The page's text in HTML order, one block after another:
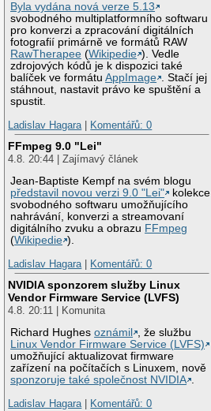
Byla vydána nová verze 5.13
svobodného multiplatformního softwaru
pro konverzi a zpracování digitálních
fotografií primárně ve formátů RAW
RawTherapee (Wikipedie ). Vedle
zdrojových kódů je k dispozici také
balíček ve formátuAppImage . Stačí jej
stáhnout, nastavit právo ke spuštění a
spustit.
Ladislav Hagara| Komentářů: 0
FFmpeg 9.0 "Lei"
4.8. 20:44 | Zajímavý článek
Jean-Baptiste Kempf na svém blogu
představil novou verzi 9.0 "Lei"
kolekce
svobodného softwaru umožňujícího
nahrávání, konverzi a streamovaní
digitálního zvuku a obrazu FFmpeg
(Wikipedie ).
Ladislav Hagara| Komentářů: 0
NVIDIA sponzorem služby Linux
Vendor Firmware Service (LVFS)
4.8. 20:11 | Komunita
Richard Hughesoznámil
, že službu
Linux Vendor Firmware Service (LVFS)
umožňující aktualizovat firmware
zařízení na počítačích s Linuxem, nově
sponzoruje také společnost NVIDIA .
Ladislav Hagara| Komentářů: 0